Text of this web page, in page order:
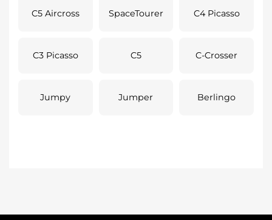
C5 Aircross SpaceTourer C4 Picasso
C3 Picasso C5 C-Crosser
Jumpy Jumper Berlingo